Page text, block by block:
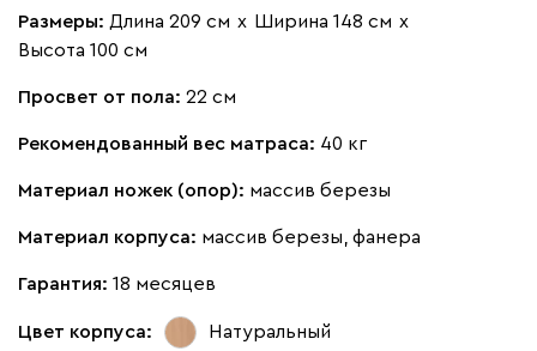
Размеры: Длина 209 см х Ширина 148 см х
Высота 100 см
Просвет от пола: 22 см
Рекомендованный вес матраса: 40 кг
Материал ножек (опор): массив березы
Материал корпуса: массив березы, фанера
Гарантия: 18 месяцев
Цвет корпуса: Натуральный